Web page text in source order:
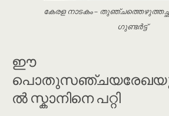
കേരള നാടകം –
ഗുണ്ടർട്ട്
ഈ
പൊതുസഞ്ചയരേഖയുടെ
ൽ സ്കാനിനെ പറ്റി